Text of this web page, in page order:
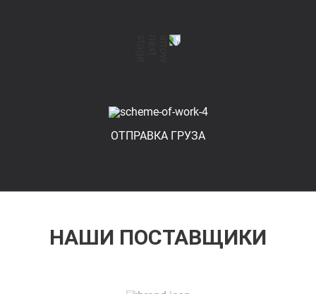
ОТПРАВКА ГРУЗА
НАШИ ПОСТАВЩИКИ